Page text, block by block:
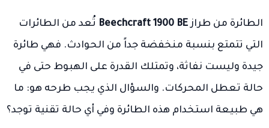
الطائرة من طراز Beechcraft 1900 BE تُعد من الطائرات
التي تتمتع بنسبة منخفضة جداً من الحوادث. فهي طائرة
جيدة وليست نفاثة، وتمتلك القدرة على الهبوط حتى في
حالة تعطل المحركات. والسؤال الذي يجب طرحه هو: ما
هي طبيعة استخدام هذه الطائرة وفي أي حالة تقنية توجد؟